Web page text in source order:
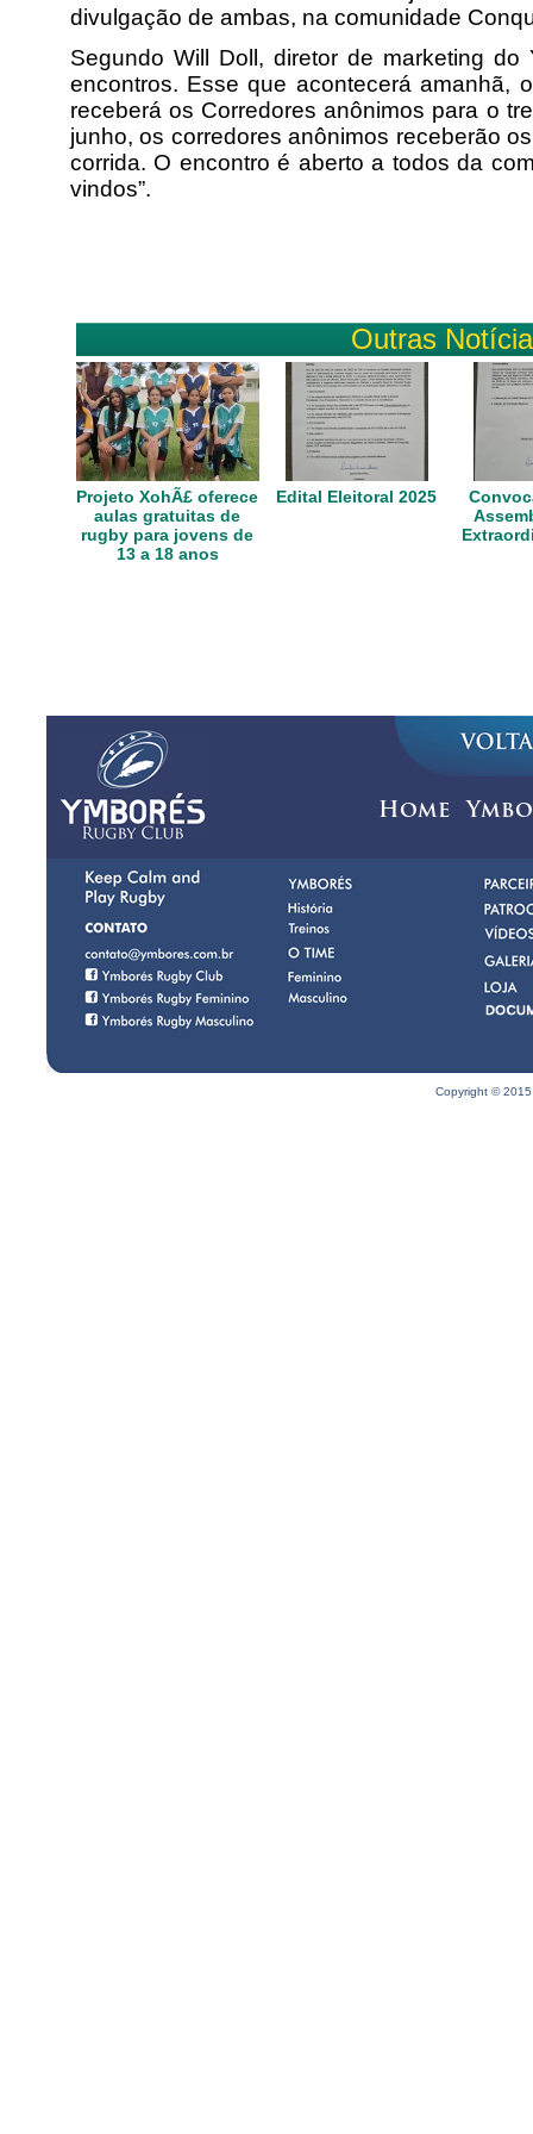
divulgação de ambas, na comunidade
Segundo Will Doll, diretor de marketing do
encontros. Esse que acontecerá amanhã,
receberá os Corredores anônimos para o
junho, os corredores anônimos receberão
corrida. O encontro é aberto a todos da
vindos”.
Outras
Projeto XohÃ£ oferece
aulas gratuitas de
rugby para jovens de
13 a 18 anos
Edital Eleitoral 2025
Home
Copyright ©